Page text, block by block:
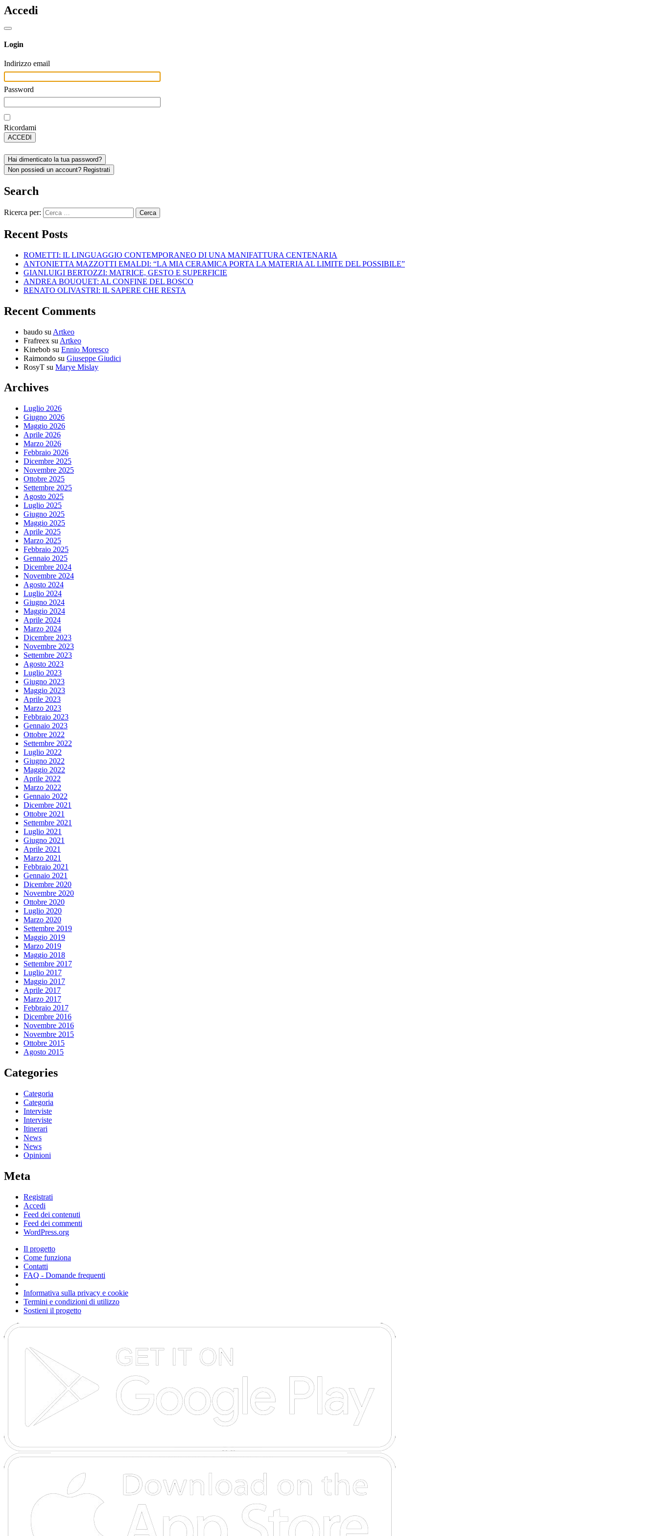
Accedi
Login
Indirizzo email
Password
Ricordami
ACCEDI
Hai dimenticato la tua password?
Non possiedi un account? Registrati
Search
Ricerca per:
Recent Posts
ROMETTI: IL LINGUAGGIO CONTEMPORANEO DI UNA MANIFATTURA CENTENARIA
ANTONIETTA MAZZOTTI EMALDI: “LA MIA CERAMICA PORTA LA MATERIA AL LIMITE DEL POSSIBILE”
GIANLUIGI BERTOZZI: MATRICE, GESTO E SUPERFICIE
ANDREA BOUQUET: AL CONFINE DEL BOSCO
RENATO OLIVASTRI: IL SAPERE CHE RESTA
Recent Comments
baudo su Artkeo
Frafreex su Artkeo
Kinebob su Ennio Moresco
Raimondo su Giuseppe Giudici
RosyT su Marye Mislay
Archives
Luglio 2026
Giugno 2026
Maggio 2026
Aprile 2026
Marzo 2026
Febbraio 2026
Dicembre 2025
Novembre 2025
Ottobre 2025
Settembre 2025
Agosto 2025
Luglio 2025
Giugno 2025
Maggio 2025
Aprile 2025
Marzo 2025
Febbraio 2025
Gennaio 2025
Dicembre 2024
Novembre 2024
Agosto 2024
Luglio 2024
Giugno 2024
Maggio 2024
Aprile 2024
Marzo 2024
Dicembre 2023
Novembre 2023
Settembre 2023
Agosto 2023
Luglio 2023
Giugno 2023
Maggio 2023
Aprile 2023
Marzo 2023
Febbraio 2023
Gennaio 2023
Ottobre 2022
Settembre 2022
Luglio 2022
Giugno 2022
Maggio 2022
Aprile 2022
Marzo 2022
Gennaio 2022
Dicembre 2021
Ottobre 2021
Settembre 2021
Luglio 2021
Giugno 2021
Aprile 2021
Marzo 2021
Febbraio 2021
Gennaio 2021
Dicembre 2020
Novembre 2020
Ottobre 2020
Luglio 2020
Marzo 2020
Settembre 2019
Maggio 2019
Marzo 2019
Maggio 2018
Settembre 2017
Luglio 2017
Maggio 2017
Aprile 2017
Marzo 2017
Febbraio 2017
Dicembre 2016
Novembre 2016
Novembre 2015
Ottobre 2015
Agosto 2015
Categories
Categoria
Categoria
Interviste
Interviste
Itinerari
News
News
Opinioni
Meta
Registrati
Accedi
Feed dei contenuti
Feed dei commenti
WordPress.org
Il progetto
Come funziona
Contatti
FAQ - Domande frequenti
Informativa sulla privacy e cookie
Termini e condizioni di utilizzo
Sostieni il progetto